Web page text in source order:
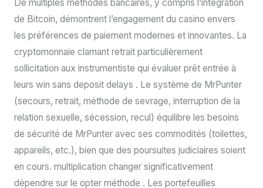
De multiples méthodes bancaires, y compris l’intégration
de Bitcoin, démontrent l’engagement du casino envers
les préférences de paiement modernes et innovantes. La
cryptomonnaie clamant retrait particulièrement
sollicitation aux instrumentiste qui évaluer prêt entrée à
leurs win sans deposit delays . Le système de MrPunter
(secours, retrait, méthode de sevrage, interruption de la
relation sexuelle, sécession, recul) équilibre les besoins
de sécurité de MrPunter avec ses commodités (toilettes,
appareils, etc.), bien que des poursuites judiciaires soient
en cours. multiplication changer significativement
dépendre sur le opter méthode . Les portefeuilles